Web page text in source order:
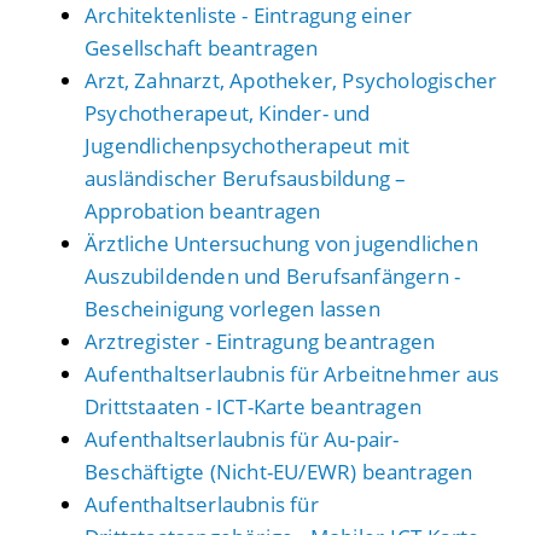
Architektenliste - Eintragung einer
Gesellschaft beantragen
Arzt, Zahnarzt, Apotheker, Psychologischer
Psychotherapeut, Kinder- und
Jugendlichenpsychotherapeut mit
ausländischer Berufsausbildung –
Approbation beantragen
Ärztliche Untersuchung von jugendlichen
Auszubildenden und Berufsanfängern -
Bescheinigung vorlegen lassen
Arztregister - Eintragung beantragen
Aufenthaltserlaubnis für Arbeitnehmer aus
Drittstaaten - ICT-Karte beantragen
Aufenthaltserlaubnis für Au-pair-
Beschäftigte (Nicht-EU/EWR) beantragen
Aufenthaltserlaubnis für